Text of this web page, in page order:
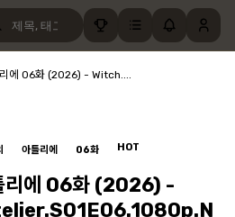
리에 06화 (2026) - Witch....
아틀리에 06화 HOT
리에 06화 (2026) -